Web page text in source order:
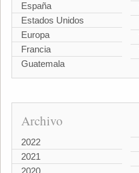
España
Estados Unidos
Europa
Francia
Guatemala
Archivo
2022
2021
2020